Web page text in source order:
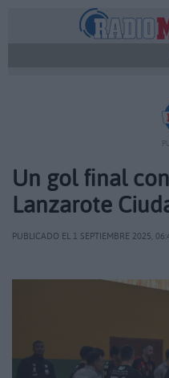
Un gol final
Lanzarote
PUBLICADO EL 1 SEPTIEMBRE 2025,